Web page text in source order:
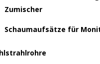
Zumischer
Schaumaufsätze für